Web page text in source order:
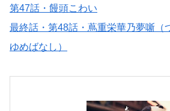
第47話・饅頭こわい
最終話・第48話・蔦重栄華乃夢噺（
ゆめばなし）